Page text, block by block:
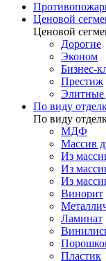
Ценовой
Ценовой
Дорогие
Эконом
Бизнес-
Престиж
Элитные
По виду
По виду
МДФ
Массив
Из
Из
Из
Винорит
Ламинат
Пластик